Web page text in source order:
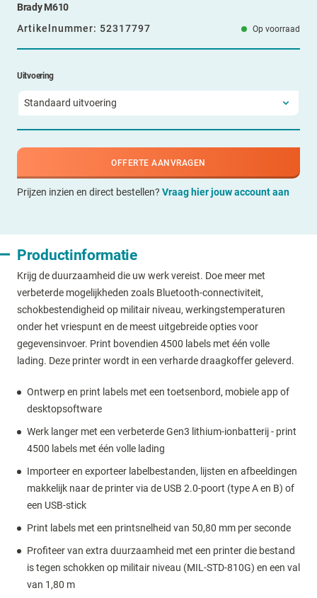
Brady M610
Artikelnummer: 52317797 Op voorraad
Uitvoering
OFFERTE AANVRAGEN
Prijzen inzien en direct bestellen? Vraag hier jouw account aan
Productinformatie
Krijg de duurzaamheid die uw werk vereist. Doe meer met
verbeterde mogelijkheden zoals Bluetooth-connectiviteit,
schokbestendigheid op militair niveau, werkingstemperaturen
onder het vriespunt en de meest uitgebreide opties voor
gegevensinvoer. Print bovendien 4500 labels met één volle
lading. Deze printer wordt in een verharde draagkoffer geleverd.
Ontwerp en print labels met een toetsenbord, mobiele app of
desktopsoftware
Werk langer met een verbeterde Gen3 lithium-ionbatterij - print
4500 labels met één volle lading
Importeer en exporteer labelbestanden, lijsten en afbeeldingen
makkelijk naar de printer via de USB 2.0-poort (type A en B) of
een USB-stick
Print labels met een printsnelheid van 50,80 mm per seconde
Profiteer van extra duurzaamheid met een printer die bestand
is tegen schokken op militair niveau (MIL-STD-810G) en een val
van 1,80 m